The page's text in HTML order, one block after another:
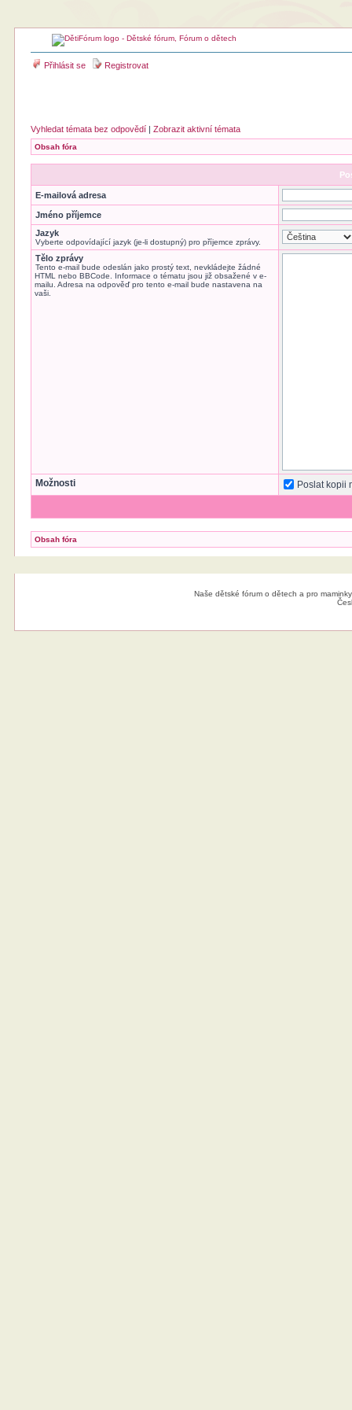
Přihlásit se Registrovat
Vyhledat témata bez odpovědí |Zobrazit aktivní témata
Obsah fóra
E-mailová adresa
Jméno příjemce
Jazyk
Vyberte odpovídající jazyk (je-li dostupný) pro příjemce zprávy.
Tělo zprávy
Tento e-mail bude odeslán jako prostý text, nevkládejte žádné
HTML nebo BBCode. Informace o tématu jsou již obsažené v e-
mailu. Adresa na odpověď pro tento e-mail bude nastavena na
vaši.
Možnosti Poslat kopii
Obsah fóra
Naše dětské fórum o dětech a pro